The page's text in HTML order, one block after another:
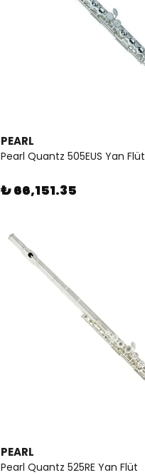
PEARL
Pearl Quantz 505EUS Yan Flüt
₺ 66,151.35
PEARL
Pearl Quantz 525RE Yan Flüt